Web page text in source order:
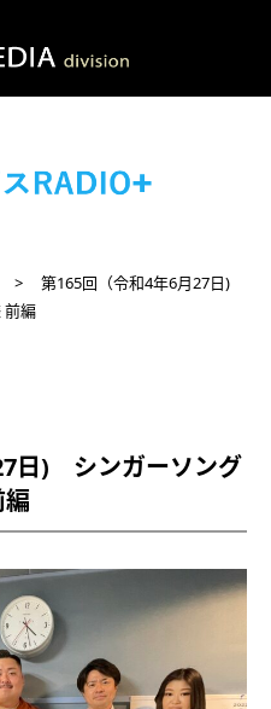
第165回（令和4年6月27日)
前編
日) シンガーソング